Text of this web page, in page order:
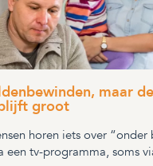
maar
groot
horen iets over “onder
een tv-programma, soms